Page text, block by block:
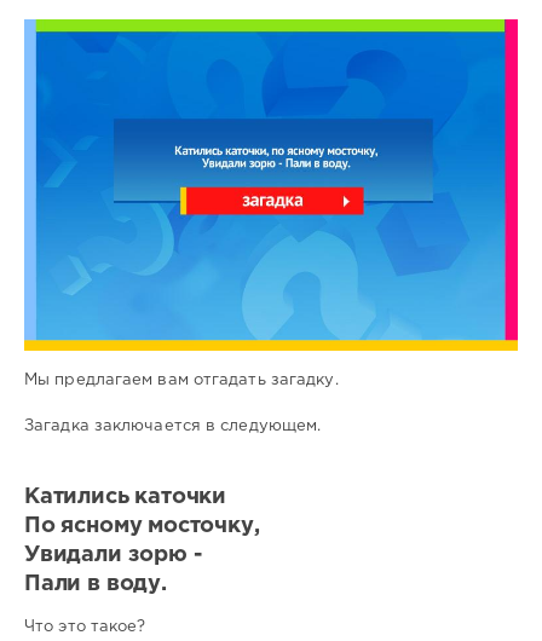
Мы предлагаем вам отгадать загадку.
Загадка заключается в следующем.
Катились каточки
По ясному мосточку,
Увидали зорю -
Пали в воду.
Что это такое?